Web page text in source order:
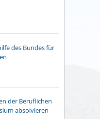
des Bundes für
der Beruflichen
absolvieren